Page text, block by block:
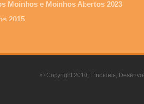
Moinhos e Moinhos Abertos 2023
2015
© Copyright 2010, Etnoideia,